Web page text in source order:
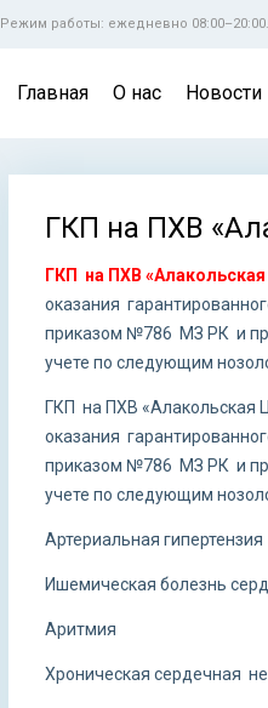
Режим работы: ежедневно 08:00–20:00.
Главная О нас Новости
Вы здесь
ГКП на ПХВ
ГКП на ПХВ
оказания
приказом №786 МЗ РК и
учете по следующим
ГКП на ПХВ «Алакольская
оказания
приказом №786 МЗ РК и
учете по следующим
Артериальная гипертензия
Ишемическая болезнь
Аритмия
Хроническая сердечная